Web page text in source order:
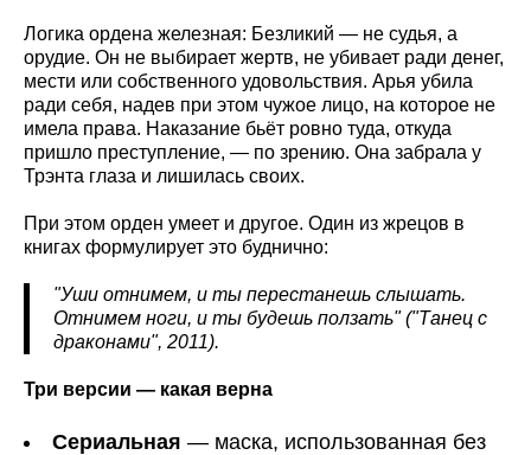
Логика ордена железная: Безликий — не судья, а
орудие. Он не выбирает жертв, не убивает ради денег,
мести или собственного удовольствия. Арья убила
ради себя, надев при этом чужое лицо, на которое не
имела права. Наказание бьёт ровно туда, откуда
пришло преступление, — по зрению. Она забрала у
Трэнта глаза и лишилась своих.
При этом орден умеет и другое. Один из жрецов в
книгах формулирует это буднично:
"Уши отнимем, и ты перестанешь слышать.
Отнимем ноги, и ты будешь ползать" ("Танец с
драконами", 2011).
Три версии — какая верна
Сериальная — маска, использованная без